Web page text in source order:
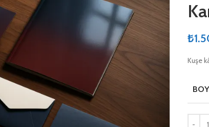
₺
Kuşe